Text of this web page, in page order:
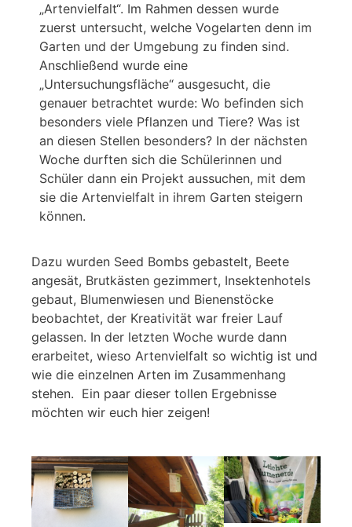
„Artenvielfalt“. Im Rahmen dessen wurde
zuerst untersucht, welche Vogelarten denn im
Garten und der Umgebung zu finden sind.
Anschließend wurde eine
„Untersuchungsfläche“ ausgesucht, die
genauer betrachtet wurde: Wo befinden sich
besonders viele Pflanzen und Tiere? Was ist
an diesen Stellen besonders? In der nächsten
Woche durften sich die Schülerinnen und
Schüler dann ein Projekt aussuchen, mit dem
sie die Artenvielfalt in ihrem Garten steigern
können.
Dazu wurden Seed Bombs gebastelt, Beete
angesät, Brutkästen gezimmert, Insektenhotels
gebaut, Blumenwiesen und Bienenstöcke
beobachtet, der Kreativität war freier Lauf
gelassen. In der letzten Woche wurde dann
erarbeitet, wieso Artenvielfalt so wichtig ist und
wie die einzelnen Arten im Zusammenhang
stehen. Ein paar dieser tollen Ergebnisse
möchten wir euch hier zeigen!